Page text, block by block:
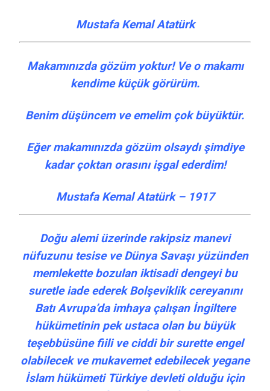
Mustafa Kemal Atatürk
Makamınızda gözüm yoktur! Ve o makamı
kendime küçük görürüm.
Benim düşüncem ve emelim çok büyüktür.
Eğer makamınızda gözüm olsaydı şimdiye
kadar çoktan orasını işgal ederdim!
Mustafa Kemal Atatürk – 1917
Doğu alemi üzerinde rakipsiz manevi
nüfuzunu tesise ve Dünya Savaşı yüzünden
memlekette bozulan iktisadi dengeyi bu
suretle iade ederek Bolşeviklik cereyanını
Batı Avrupa’da imhaya çalışan İngiltere
hükümetinin pek ustaca olan bu büyük
teşebbüsüne fiili ve ciddi bir surette engel
olabilecek ve mukavemet edebilecek yegane
İslam hükümeti Türkiye devleti olduğu için